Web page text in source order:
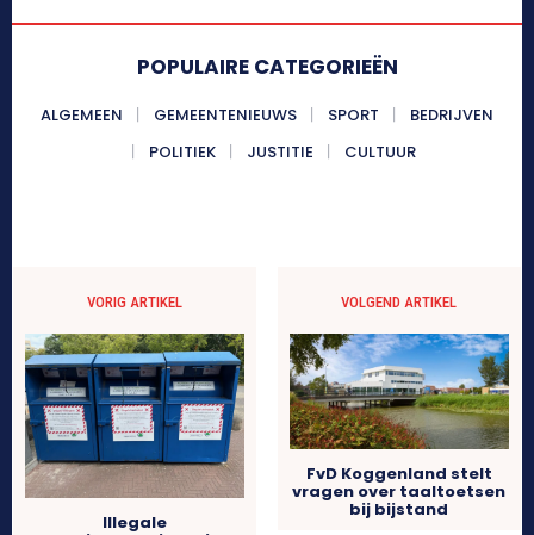
POPULAIRE CATEGORIEËN
ALGEMEEN GEMEENTENIEUWS SPORT
BEDRIJVEN
POLITIEK
JUSTITIE CULTUUR
VORIG ARTIKEL
Illegale
VOLGEND ARTIKEL
FvD Koggenland stelt
vragen over taaltoetsen
bij bijstand